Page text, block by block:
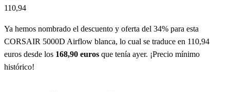
110,94
Ya hemos nombrado el descuento y oferta del 34% para esta
CORSAIR 5000D Airflow blanca, lo cual se traduce en 110,94
euros desde los 168,90 euros que tenía ayer. ¡Precio mínimo
histórico!